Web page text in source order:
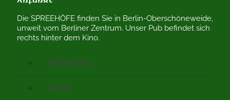
Die SPREEHÖFE finden Sie in Berlin-Oberschöneweide,
unweit vom Berliner Zentrum. Unser Pub befindet sich
rechts hinter dem Kino.
Mit dem Auto
Zu Fuss: